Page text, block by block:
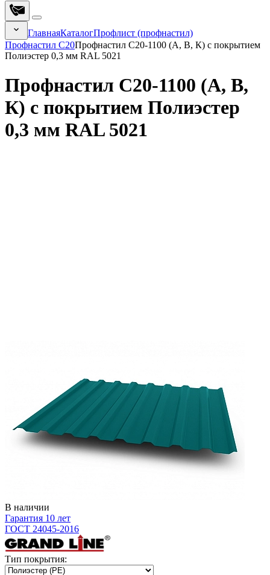
ГлавнаяКаталогПрофлист (профнастил)
Профнастил С20Профнастил С20-1100 (А, В, К) с покрытием
Полиэстер 0,3 мм RAL 5021
Профнастил С20-1100 (А, В,
К) с покрытием Полиэстер
0,3 мм RAL 5021
В наличии
Гарантия 10 лет
ГОСТ 24045-2016
Тип покрытия: